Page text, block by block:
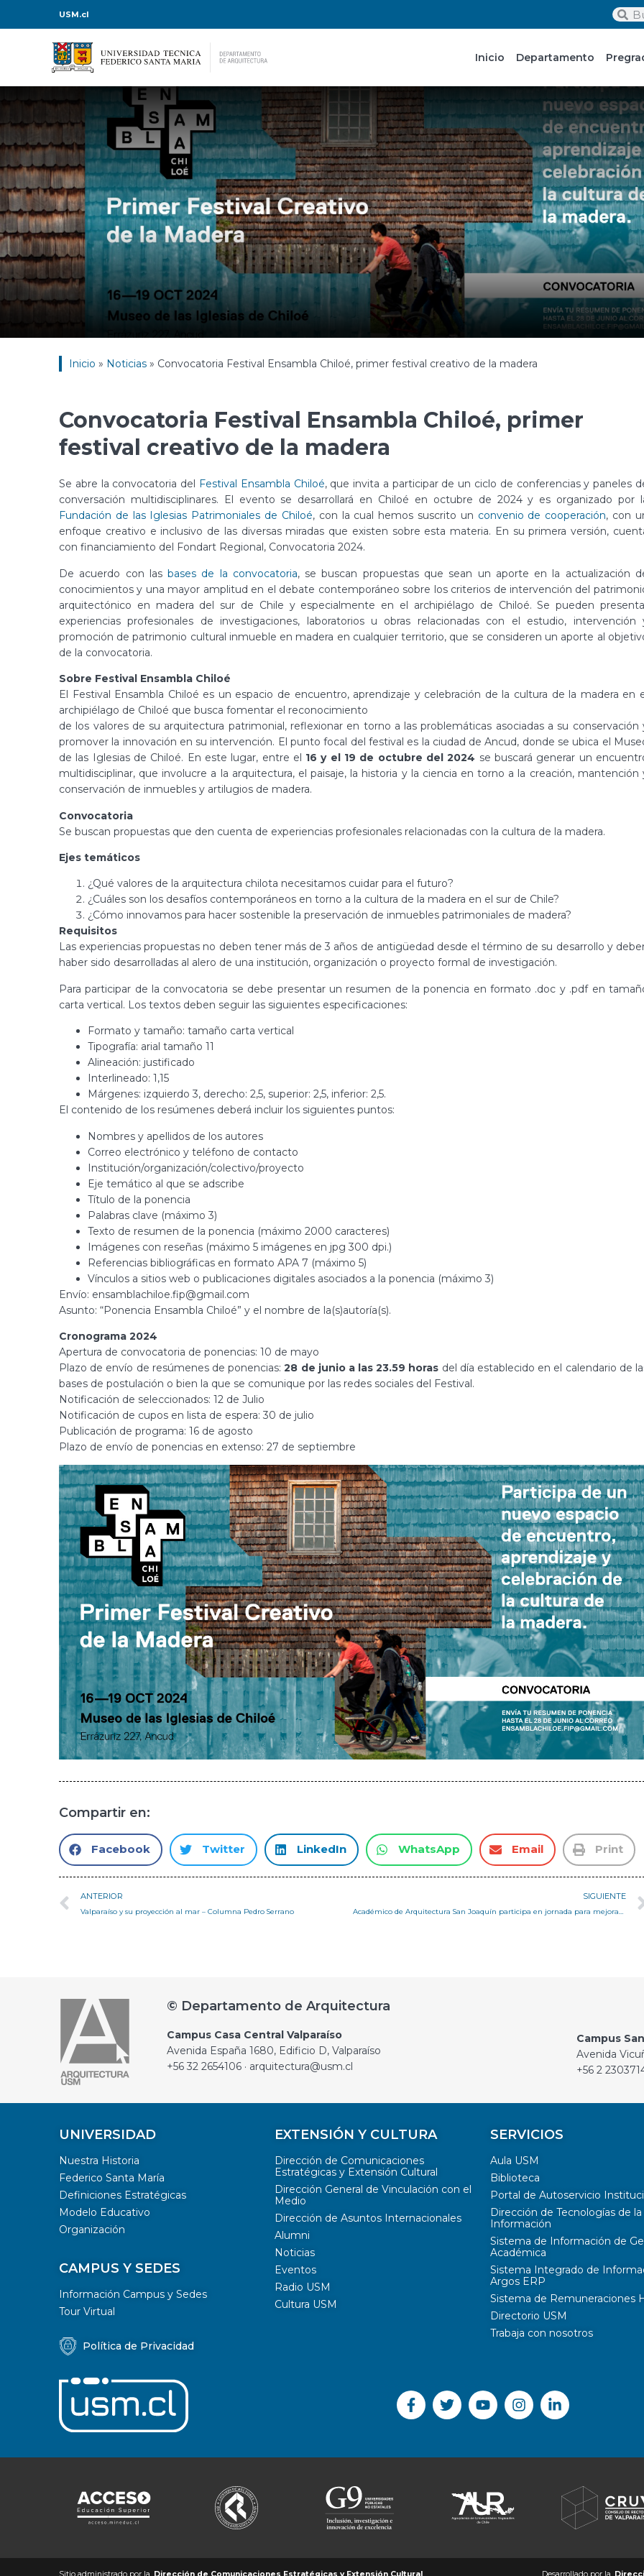
USM.cl
Inicio Departamento
Inicio » Noticias » Convocatoria Festival Ensambla Chiloé, primer festival creativo de la madera
Convocatoria Festival Ensambla Chiloé, primer
festival creativo de la madera
Se abre la convocatoria del Festival Ensambla Chiloé, que invita a participar de un ciclo de conferencias y paneles
conversación multidisciplinares. El evento se desarrollará en Chiloé en octubre de 2024 y es organizado por
Fundación de las Iglesias Patrimoniales de Chiloé, con la cual hemos suscrito un convenio de cooperación, con
enfoque creativo e inclusivo de las diversas miradas que existen sobre esta materia. En su primera versión,
con financiamiento del Fondart Regional, Convocatoria 2024.
De acuerdo con lasbases de la convocatoria, se buscan propuestas que sean un aporte en la actualización
conocimientos y una mayor amplitud en el debate contemporáneo sobre los criterios de intervención del
arquitectónico en madera del sur de Chile y especialmente en el archipiélago de Chiloé. Se pueden
experiencias profesionales de investigaciones, laboratorios u obras relacionadas con el estudio, intervención
promoción de patrimonio cultural inmueble en madera en cualquier territorio, que se consideren un aporte al
de la convocatoria.
Sobre Festival Ensambla Chiloé
El Festival Ensambla Chiloé es un espacio de encuentro, aprendizaje y celebración de la cultura de la madera en
archipiélago de Chiloé que busca fomentar el reconocimiento
de los valores de su arquitectura patrimonial, reflexionar en torno a las problemáticas asociadas a su conservación
promover la innovación en su intervención. El punto focal del festival es la ciudad de Ancud, donde se ubica el
de las Iglesias de Chiloé. En este lugar, entre el 16 y el 19 de octubre del 2024 se buscará generar un
multidisciplinar, que involucre a la arquitectura, el paisaje, la historia y la ciencia en torno a la creación, mantención
conservación de inmuebles y artilugios de madera.
Convocatoria
Se buscan propuestas que den cuenta de experiencias profesionales relacionadas con la cultura de la madera.
Ejes temáticos
¿Qué valores de la arquitectura chilota necesitamos cuidar para el futuro?
¿Cuáles son los desafíos contemporáneos en torno a la cultura de la madera en el sur de Chile?
¿Cómo innovamos para hacer sostenible la preservación de inmuebles patrimoniales de madera?
Requisitos
Las experiencias propuestas no deben tener más de 3 años de antigüedad desde el término de su desarrollo y
haber sido desarrolladas al alero de una institución, organización o proyecto formal de investigación.
Para participar de la convocatoria se debe presentar un resumen de la ponencia en formato .doc y .pdf en
carta vertical. Los textos deben seguir las siguientes especificaciones:
Formato y tamaño: tamaño carta vertical
Tipografía: arial tamaño 11
Alineación: justificado
Interlineado: 1,15
Márgenes: izquierdo 3, derecho: 2,5, superior: 2,5, inferior: 2,5.
El contenido de los resúmenes deberá incluir los siguientes puntos:
Nombres y apellidos de los autores
Correo electrónico y teléfono de contacto
Institución/organización/colectivo/proyecto
Eje temático al que se adscribe
Título de la ponencia
Palabras clave (máximo 3)
Texto de resumen de la ponencia (máximo 2000 caracteres)
Imágenes con reseñas (máximo 5 imágenes en jpg 300 dpi.)
Referencias bibliográficas en formato APA 7 (máximo 5)
Vínculos a sitios web o publicaciones digitales asociados a la ponencia (máximo 3)
Envío: ensamblachiloe.fip@gmail.com
Asunto: “Ponencia Ensambla Chiloé” y el nombre de la(s)autoría(s).
Cronograma 2024
Apertura de convocatoria de ponencias: 10 de mayo
Plazo de envío de resúmenes de ponencias:28 de junio a las 23.59 horas del día establecido en el calendario de
bases de postulación o bien la que se comunique por las redes sociales del Festival.
Notificación de seleccionados: 12 de Julio
Notificación de cupos en lista de espera: 30 de julio
Publicación de programa: 16 de agosto
Plazo de envío de ponencias en extenso: 27 de septiembre
Compartir en:
Facebook Twitter LinkedIn WhatsApp Email Print
ANTERIOR
Valparaíso y su proyección al mar – Columna Pedro Serrano
SIGUIENTE
© Departamento de Arquitectura
Campus Casa Central Valparaíso
Avenida España 1680, Edificio D, Valparaíso
+56 32 2654106 · arquitectura@usm.cl
Campus
Avenida
+56 2
UNIVERSIDAD
Nuestra Historia
Federico Santa María
Definiciones Estratégicas
Modelo Educativo
Organización
CAMPUS Y SEDES
Información Campus y Sedes
Tour Virtual
Política de Privacidad
EXTENSIÓN Y CULTURA
Dirección de Comunicaciones
Estratégicas y Extensión Cultural
Dirección General de Vinculación con el
Medio
Dirección de Asuntos Internacionales
Alumni
Noticias
Eventos
Radio USM
Cultura USM
SERVICIOS
Aula USM
Biblioteca
Portal de Autoservicio
Dirección de Tecnologías de la
Información
Sistema de Información de
Académica
Sistema Integrado de
Argos ERP
Sistema de Remuneraciones
Directorio USM
Trabaja con nosotros
Sitio administrado por la Dirección de Comunicaciones Estratégicas y Extensión Cultural Desarrollado por la